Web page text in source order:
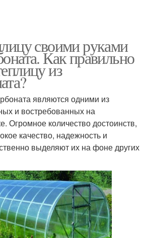
своими руками
Как правильно
из
являются одними из
и востребованных на
Огромное количество достоинств,
качество, надежность и
выделяют их на фоне других